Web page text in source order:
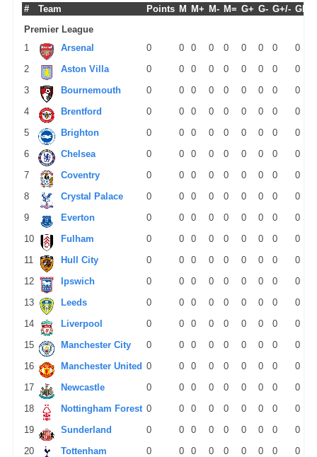
# Team Points M M+ M- M= G+ G- G+/- GPM
Premier League
1
Arsenal 0 0 0 0 0 0 0 0
0
2
Aston Villa 0 0 0 0 0 0 0 0
0
3
Bournemouth 0 0 0 0 0 0 0 0
0
4
Brentford 0 0 0 0 0 0 0 0
0
5
Brighton 0 0 0 0 0 0 0 0
0
6
Chelsea 0 0 0 0 0 0 0 0
0
7
Coventry 0 0 0 0 0 0 0 0
0
8
Crystal Palace 0 0 0 0 0 0 0 0
0
9
Everton 0 0 0 0 0 0 0 0
0
10
Fulham 0 0 0 0 0 0 0 0
0
11
Hull City 0 0 0 0 0 0 0 0
0
12
Ipswich 0 0 0 0 0 0 0 0
0
13
Leeds 0 0 0 0 0 0 0 0
0
14
Liverpool 0 0 0 0 0 0 0 0
0
15
Manchester City 0 0 0 0 0 0 0 0
0
16
Manchester United 0 0 0 0 0 0 0 0
0
17
Newcastle 0 0 0 0 0 0 0 0
0
18
Nottingham Forest 0 0 0 0 0 0 0 0
0
19
Sunderland 0 0 0 0 0 0 0 0
0
20
Tottenham 0 0 0 0 0 0 0 0 0